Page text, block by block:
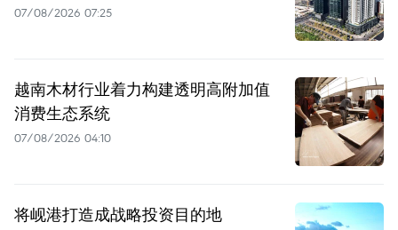
07/08/2026 07:25
越南木材行业着力构建透明高附加值
消费生态系统
07/08/2026 04:10
将岘港打造成战略投资目的地